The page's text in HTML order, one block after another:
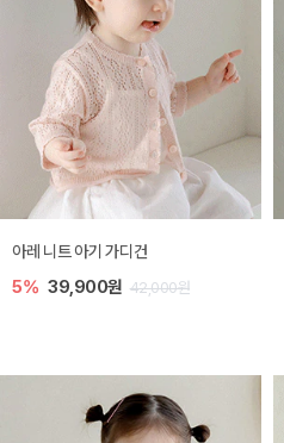
[SIZE ~6Y] 로메이 라운지 셋업
10% 23,400원 26,000원